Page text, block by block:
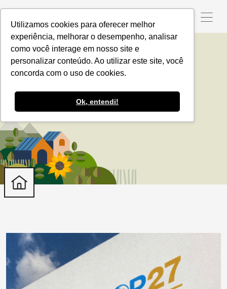
Utilizamos cookies para oferecer melhor
experiência, melhorar o desempenho, analisar
como você interage em nosso site e
personalizar conteúdo. Ao utilizar este site, você
concorda com o uso de cookies.
Ok, entendi!
Farmers First Clusters